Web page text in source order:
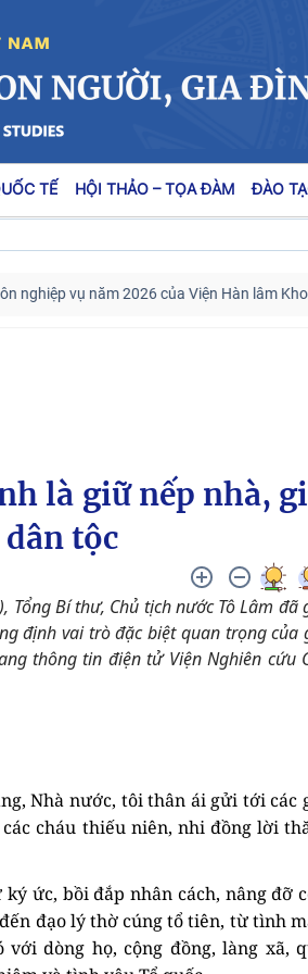
TẾ HỘI THẢO – TỌA ĐÀM ĐÀO
vụ năm 2026 của Viện Hàn lâm Khoa
là giữ nếp nhà,
tộc
Bí thư, Chủ tịch nước Tô Lâm đã
định vai trò đặc biệt quan trọng của
thông tin điện tử Viện Nghiên cứu
Nhà nước, tôi thân ái gửi tới các
cháu thiếu niên, nhi đồng lời
ức, bồi đắp nhân cách, nâng đỡ
đạo lý thờ cúng tổ tiên, từ tình
dòng họ, cộng đồng, làng xã,